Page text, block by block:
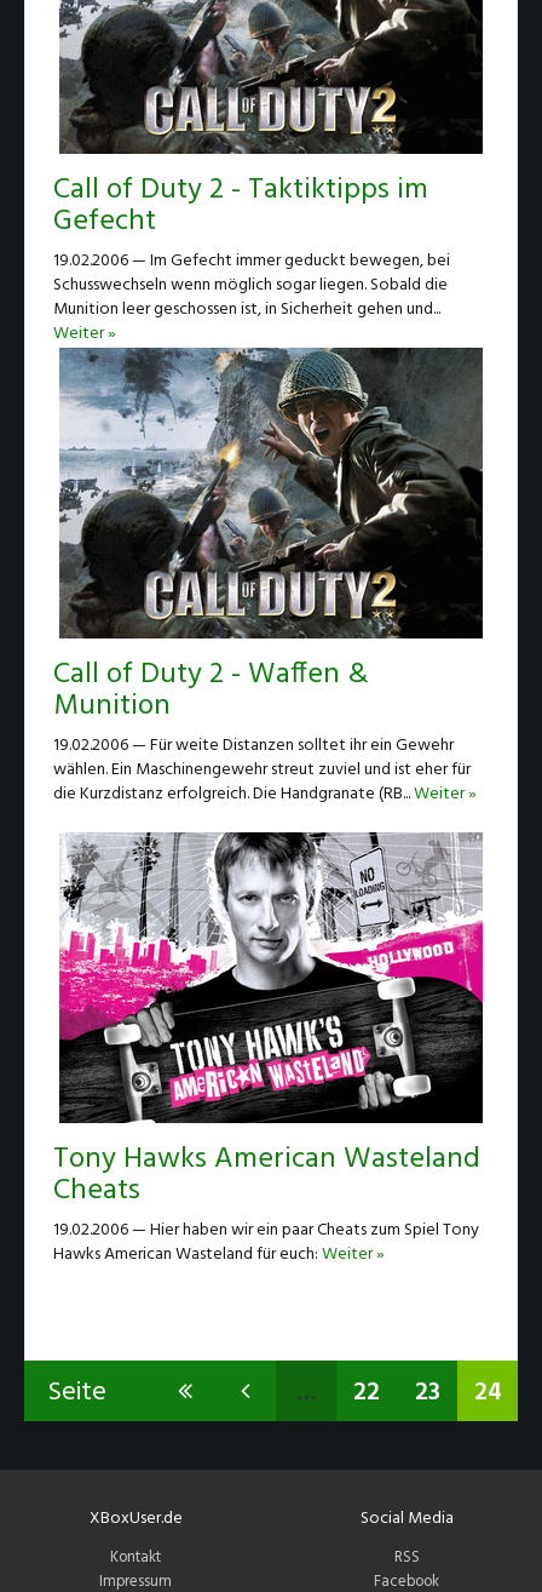
Call of Duty 2 - Taktiktipps im
Gefecht
19.02.2006 — Im Gefecht immer geduckt bewegen, bei
Schusswechseln wenn möglich sogar liegen. Sobald die
Munition leer geschossen ist, in Sicherheit gehen und...
Weiter »
Call of Duty 2 - Waffen &
Munition
19.02.2006 — Für weite Distanzen solltet ihr ein Gewehr
wählen. Ein Maschinengewehr streut zuviel und ist eher für
die Kurzdistanz erfolgreich. Die Handgranate (RB...Weiter »
Tony Hawks American Wasteland
Cheats
19.02.2006 — Hier haben wir ein paar Cheats zum Spiel Tony
Hawks American Wasteland für euch:Weiter »
Seite … 22 23 24
XBoxUser.de
Kontakt
Impressum
Social Media
RSS
Facebook